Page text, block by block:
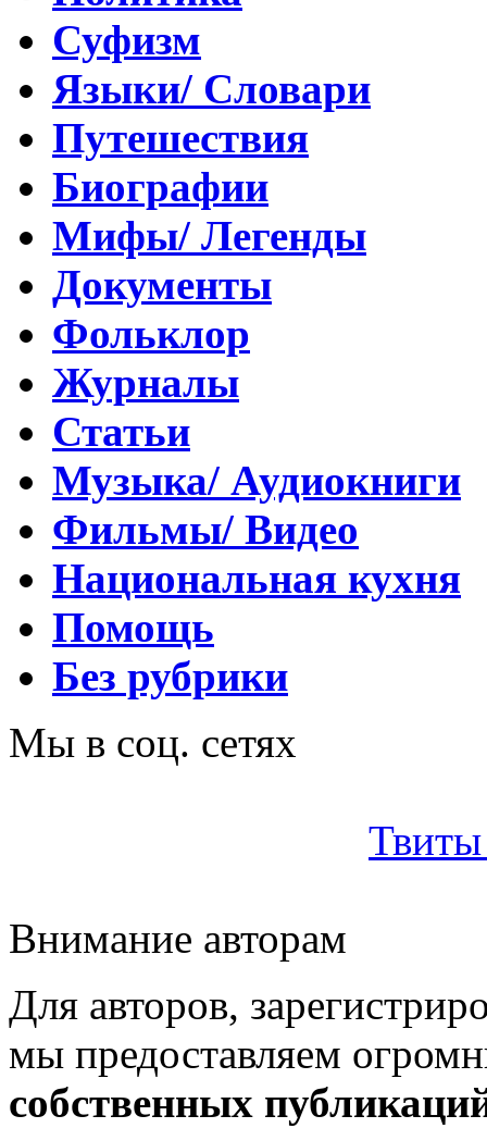
Суфизм
Языки/ Словари
Путешествия
Биографии
Мифы/ Легенды
Документы
Фольклор
Журналы
Статьи
Музыка/ Аудиокниги
Фильмы/ Видео
Национальная кухня
Помощь
Без рубрики
Мы в соц. сетях
Внимание авторам
Для авторов,
мы предоставляем
собственных